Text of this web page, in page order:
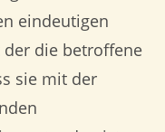
eindeutigen
die betroffene
sie mit der